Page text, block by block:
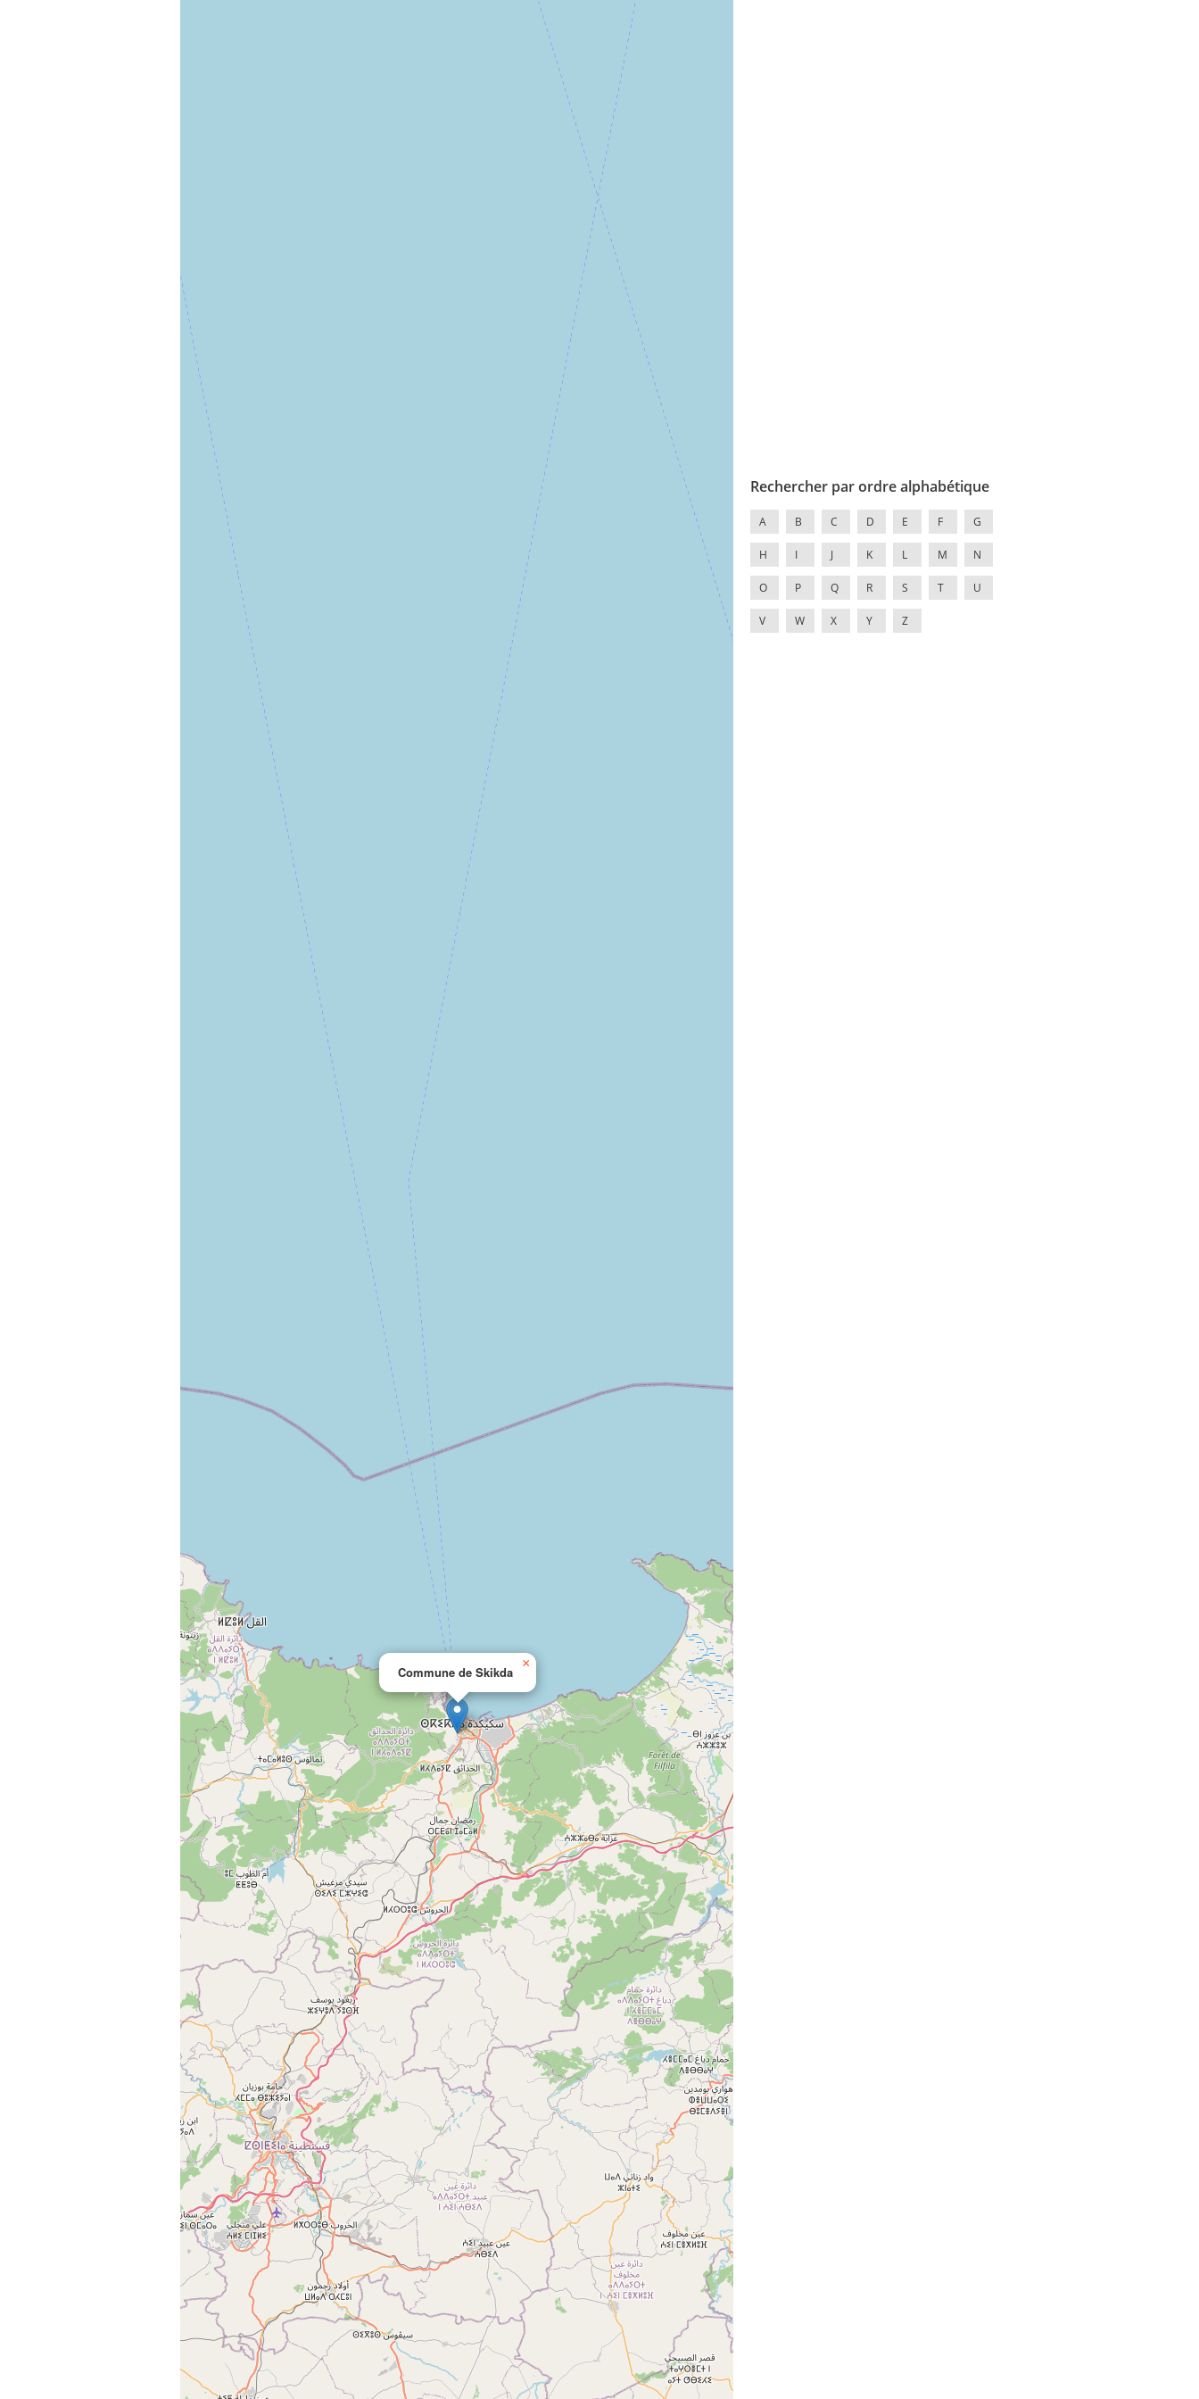
Commune de Skikda
×
Rechercher par ordre alphabétique
A B C D E F G
H I J K L M N
O P Q R S T U
V W X Y Z